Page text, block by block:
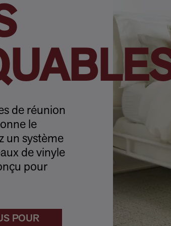
de réunion
le
un système
de vinyle
pour
POUR